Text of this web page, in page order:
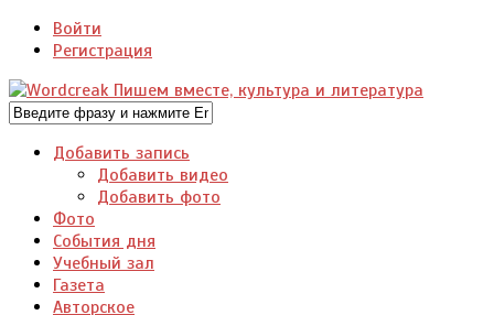
Войти
Регистрация
Добавить запись
Добавить видео
Добавить фото
Фото
События дня
Учебный зал
Газета
Авторское